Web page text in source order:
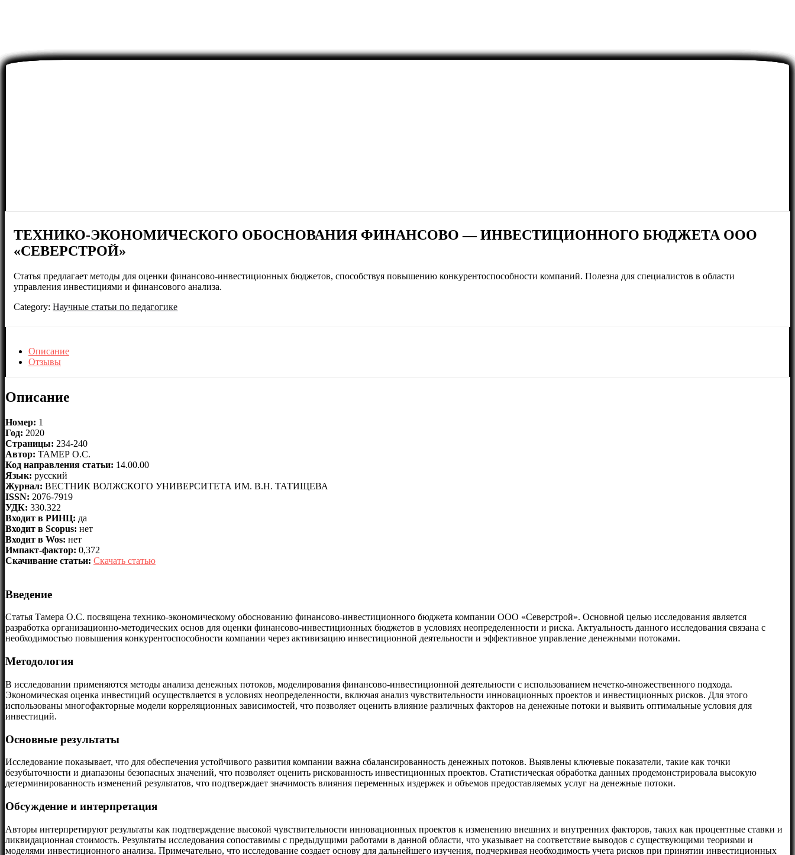
ТЕХНИКО-ЭКОНОМИЧЕСКОГО ОБОСНОВАНИЯ ФИНАНСОВО — ИНВЕСТИЦИОННОГО БЮДЖЕТА ООО
«СЕВЕРСТРОЙ»
Статья предлагает методы для оценки финансово-инвестиционных бюджетов, способствуя повышению конкурентоспособности компаний. Полезна для специалистов в области
управления инвестициями и финансового анализа.
Category:Научные статьи по педагогике
Описание
Отзывы
Описание
Номер: 1
Год: 2020
Страницы: 234-240
Автор: ТАМЕР О.С.
Код направления статьи: 14.00.00
Язык: русский
Журнал: ВЕСТНИК ВОЛЖСКОГО УНИВЕРСИТЕТА ИМ. В.Н. ТАТИЩЕВА
ISSN: 2076-7919
УДК: 330.322
Входит в РИНЦ: да
Входит в Scopus: нет
Входит в Wos: нет
Импакт-фактор: 0,372
Скачивание статьи: Скачать статью
Введение
Статья Тамера О.С. посвящена технико-экономическому обоснованию финансово-инвестиционного бюджета компании ООО «Северстрой». Основной целью исследования является
разработка организационно-методических основ для оценки финансово-инвестиционных бюджетов в условиях неопределенности и риска. Актуальность данного исследования связана с
необходимостью повышения конкурентоспособности компании через активизацию инвестиционной деятельности и эффективное управление денежными потоками.
Методология
В исследовании применяются методы анализа денежных потоков, моделирования финансово-инвестиционной деятельности с использованием нечетко-множественного подхода.
Экономическая оценка инвестиций осуществляется в условиях неопределенности, включая анализ чувствительности инновационных проектов и инвестиционных рисков. Для этого
использованы многофакторные модели корреляционных зависимостей, что позволяет оценить влияние различных факторов на денежные потоки и выявить оптимальные условия для
инвестиций.
Основные результаты
Исследование показывает, что для обеспечения устойчивого развития компании важна сбалансированность денежных потоков. Выявлены ключевые показатели, такие как точки
безубыточности и диапазоны безопасных значений, что позволяет оценить рискованность инвестиционных проектов. Статистическая обработка данных продемонстрировала высокую
детерминированность изменений результатов, что подтверждает значимость влияния переменных издержек и объемов предоставляемых услуг на денежные потоки.
Обсуждение и интерпретация
Авторы интерпретируют результаты как подтверждение высокой чувствительности инновационных проектов к изменению внешних и внутренних факторов, таких как процентные ставки и
ликвидационная стоимость. Результаты исследования сопоставимы с предыдущими работами в данной области, что указывает на соответствие выводов с существующими теориями и
моделями инвестиционного анализа. Примечательно, что исследование создает основу для дальнейшего изучения, подчеркивая необходимость учета рисков при принятии инвестиционных